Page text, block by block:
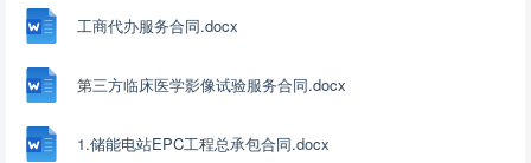
工商代办服务合同.docx
第三方临床医学影像试验服务合同.docx
1.储能电站EPC工程总承包合同.docx